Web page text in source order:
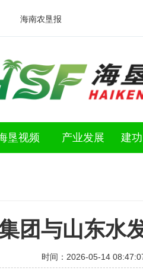
海南农垦报
垦视频 产业发展 建
团与山东水
时间：2026-05-14